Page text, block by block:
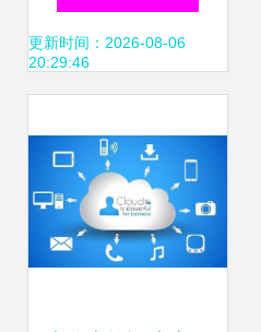
放、前沿的互联网
更新时间：2026-08-06
20:29:46